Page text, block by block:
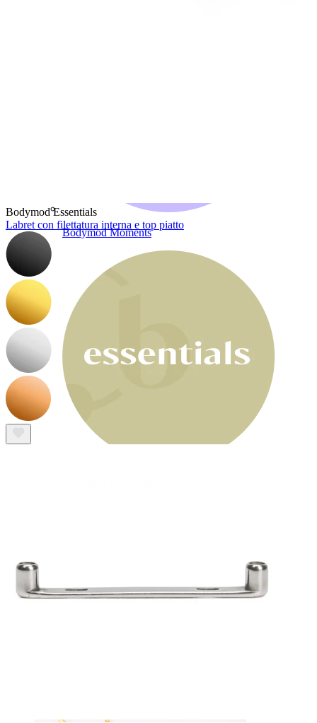
Bodymod Moments
Compra per gioiello
Bodymod Essentials
Labret con filettatura interna e top piatto